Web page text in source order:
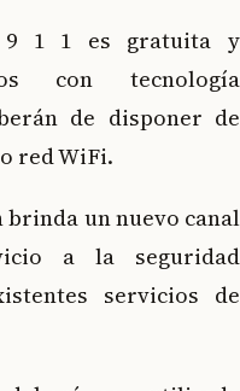
9 1 1 es gratuita y
con tecnología
de disponer de
red WiFi.
un nuevo canal
a la seguridad
servicios de